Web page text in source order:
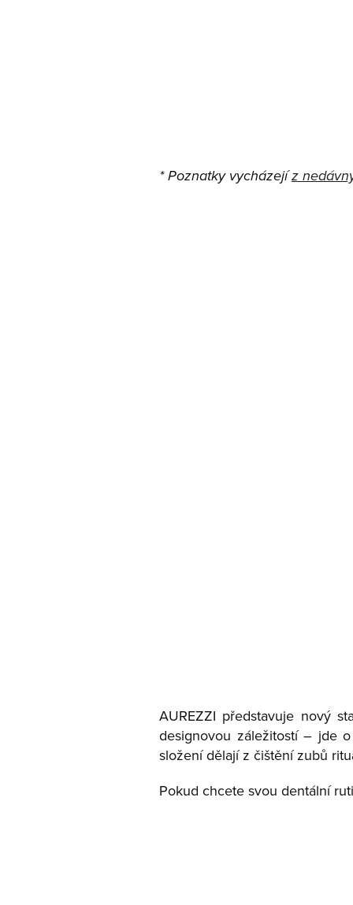
* Poznatky vycházejíz
AUREZZI představuje nový
designovou záležitostí – jde
složení dělají z čištění zubů
Pokud chcete svou dentální